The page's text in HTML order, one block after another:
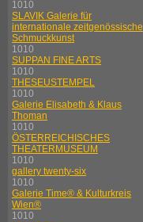
1010
SLAVIK Galerie für
internationale zeitgenössische
Schmuckkunst
1010
SUPPAN FINE ARTS
1010
THESEUSTEMPEL
1010
Galerie Elisabeth & Klaus
Thoman
1010
ÖSTERREICHISCHES
THEATERMUSEUM
1010
gallery twenty-six
1010
Galerie Time® & Kulturkreis
Wien®
1010